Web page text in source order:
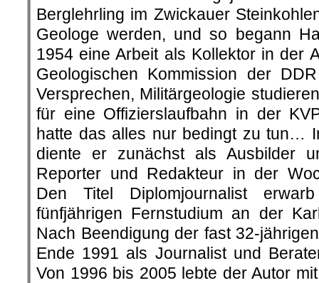
Berglehrling im Zwickauer
Geologe werden, und so begann
1954 eine Arbeit als Kollektor in der
Geologischen Kommission der
Versprechen, Militärgeologie
für eine Offizierslaufbahn in der
hatte das alles nur bedingt zu tun…
diente er zunächst als Ausbilder
Reporter und Redakteur in der
Den Titel Diplomjournalist
fünfjährigen Fernstudium an der
Nach Beendigung der fast 32-
Ende 1991 als Journalist und
Von 1996 bis 2005 lebte der Autor